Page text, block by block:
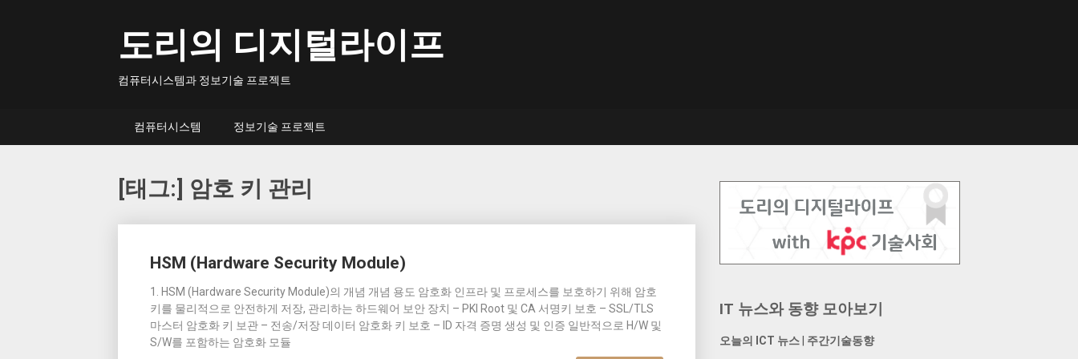
도리의 디지털라이프
컴퓨터시스템과 정보기술 프로젝트
컴퓨터시스템 정보기술 프로젝트
[태그:] 암호 키 관리
HSM (Hardware Security Module)
1. HSM (Hardware Security Module)의 개념 개념 용도 암호화 인프라 및 프로세스를 보호하기 위해 암호
키를 물리적으로 안전하게 저장, 관리하는 하드웨어 보안 장치 – PKI Root 및 CA 서명키 보호 – SSL/TLS
마스터 암호화 키 보관 – 전송/저장 데이터 암호화 키 보호 – ID 자격 증명 생성 및 인증 일반적으로 H/W 및
S/W를 포함하는 암호화 모듈
navigation
IT 뉴스와 동향 모아보기
오늘의 ICT 뉴스 주간기술동향